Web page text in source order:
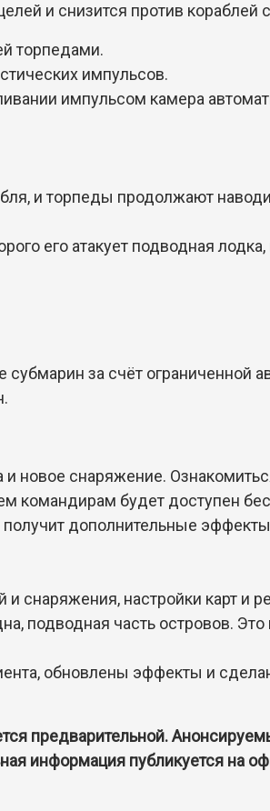
и снизится против кораблей
торпедами.
импульсов.
импульсом камера
и торпеды продолжают
его атакует подводная
за счёт ограниченной
новое снаряжение.
командирам будет доступен
дополнительные
снаряжения, настройки карт и
подводная часть островов. Это
обновлены эффекты и
предварительной.
информация публикуется на